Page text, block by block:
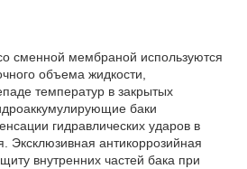
сменной мембраной используются
объема жидкости,
температур в закрытых
баки
гидравлических ударов в
Эксклюзивная антикоррозийная
внутренних частей бака при